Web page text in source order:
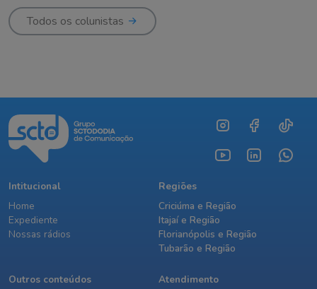
Todos os colunistas
Intitucional
Home
Expediente
Nossas rádios
Regiões
Criciúma e Região
Itajaí e Região
Florianópolis e Região
Tubarão e Região
Outros conteúdos
Atendimento